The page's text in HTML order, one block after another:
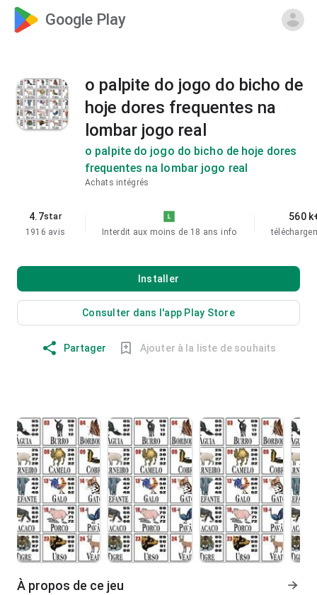
Google Play
o palpite do jogo do bicho de
hoje dores frequentes na
lombar jogo real
o palpite do jogo do bicho de hoje dores
frequentes na lombar jogo real
Achats intégrés
4.7star
1916 avis
Interdit aux moins de 18 ans info
560
Installer
Consulter dans l'app Play Store
Partager Ajouter à la liste de souhaits
À propos de ce jeu